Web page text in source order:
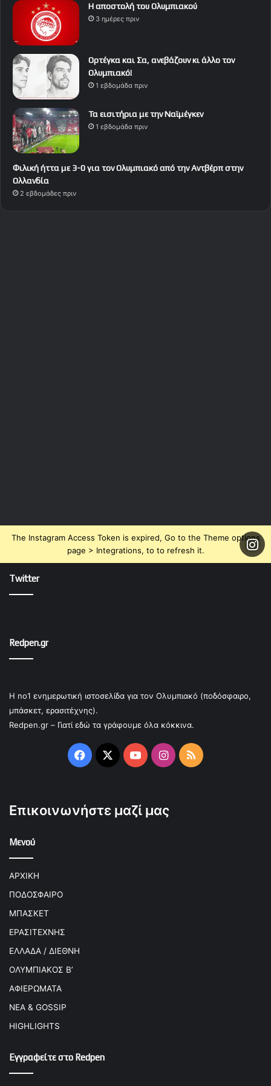
Η αποστολή του Ολυμπιακού
3 ημέρες πριν
Ορτέγκα και Σα, ανεβάζουν κι άλλο τον
Ολυμπιακό!
1 εβδομάδα πριν
Τα εισιτήρια με την Ναϊμέγκεν
1 εβδομάδα πριν
Φιλική ήττα με 3-0 για τον Ολυμπιακό από την Αντβέρπ στην
Ολλανδία
2 εβδομάδες πριν
The Instagram Access Token is expired, Go to the Theme options
page > Integrations, to to refresh it.
Twitter
Redpen.gr
Η no1 ενημερωτική ιστοσελίδα για τον Ολυμπιακό (ποδόσφαιρο,
μπάσκετ, ερασιτέχνης).
Redpen.gr – Γιατί εδώ τα γράφουμε όλα κόκκινα.
Facebook
X YouTubeInstagram
RSS
Επικοινωνήστε μαζί μας
Μενού
ΑΡΧΙΚΗ
ΠΟΔΟΣΦΑΙΡΟ
ΜΠΑΣΚΕΤ
ΕΡΑΣΙΤΕΧΝΗΣ
ΕΛΛΑΔΑ / ΔΙΕΘΝΗ
ΟΛΥΜΠΙΑΚΟΣ Β’
ΑΦΙΕΡΩΜΑΤΑ
ΝΕΑ & GOSSIP
HIGHLIGHTS
Εγγραφείτε στο Redpen